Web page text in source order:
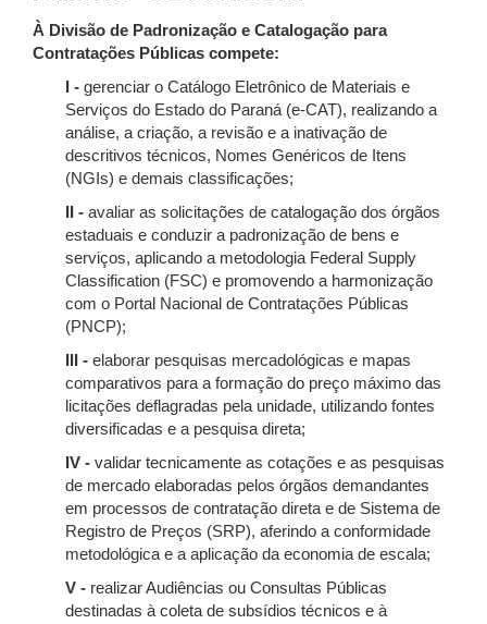
À Divisão de Padronização e Catalogação para
Contratações Públicas compete:
I - gerenciar o Catálogo Eletrônico de Materiais e
Serviços do Estado do Paraná (e-CAT), realizando a
análise, a criação, a revisão e a inativação de
descritivos técnicos, Nomes Genéricos de Itens
(NGIs) e demais classificações;
II - avaliar as solicitações de catalogação dos órgãos
estaduais e conduzir a padronização de bens e
serviços, aplicando a metodologia Federal Supply
Classification (FSC) e promovendo a harmonização
com o Portal Nacional de Contratações Públicas
(PNCP);
III - elaborar pesquisas mercadológicas e mapas
comparativos para a formação do preço máximo das
licitações deflagradas pela unidade, utilizando fontes
diversificadas e a pesquisa direta;
IV - validar tecnicamente as cotações e as pesquisas
de mercado elaboradas pelos órgãos demandantes
em processos de contratação direta e de Sistema de
Registro de Preços (SRP), aferindo a conformidade
metodológica e a aplicação da economia de escala;
V - realizar Audiências ou Consultas Públicas
destinadas à coleta de subsídios técnicos e à